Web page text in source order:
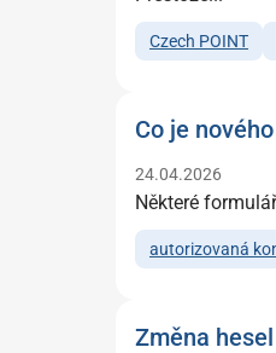
Czech POINT
Co je
24.04.2026
Některé
autorizovaná
Změna